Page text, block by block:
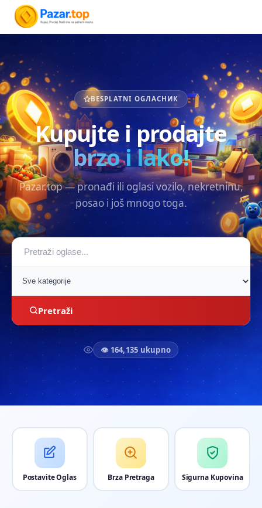
BESPLATNI OGЛАСНИК
Kupujte i prodajte
brzo i lako!
Pazar.top — pronađi ili oglasi vozilo, nekretninu,
posao i još mnogo toga.
Pretraži
👁 164,135 ukupno
Postavite Oglas Brza Pretraga Sigurna Kupovina